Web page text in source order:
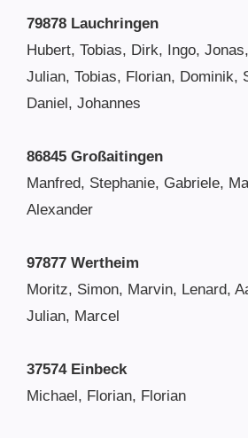
79878 Lauchringen
Hubert, Tobias, Dirk, Ingo,
Julian, Tobias, Florian, Dominik,
Daniel, Johannes
86845 Großaitingen
Manfred, Stephanie, Gabriele,
Alexander
97877 Wertheim
Moritz, Simon, Marvin, Lenard,
Julian, Marcel
37574 Einbeck
Michael, Florian, Florian